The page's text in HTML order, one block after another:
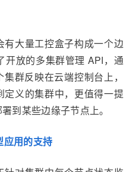
大量工控盒子构成一个边
开放的多集群管理 API，通
群反映在云端控制台上，
义的集群中，更值得一提
到某些边缘子节点上。
用的支持